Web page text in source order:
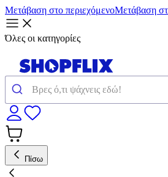
Μετάβαση στο περιεχόμενοΜετάβαση
Όλες οι κατηγορίες
Πίσω